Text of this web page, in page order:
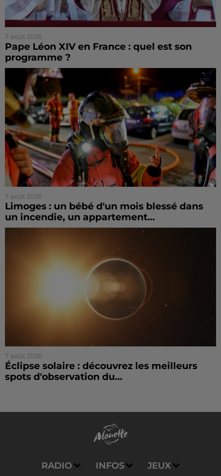
7 août 2026
Pape Léon XIV en France : quel est son
programme ?
7 août 2026
Limoges : un bébé d'un mois blessé dans
un incendie, un appartement...
7 août 2026
Éclipse solaire : découvrez les meilleurs
spots d'observation du...
RADIO INFOS JEUX